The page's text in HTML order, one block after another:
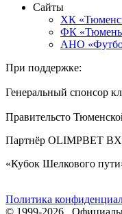
Сайты
ХК
ФК
АНО
При поддержке:
Генеральный спонсор
Правительсто
Партнёр OLIMPBET
«Кубок Шелкового
Политика
© 1999-2026 .